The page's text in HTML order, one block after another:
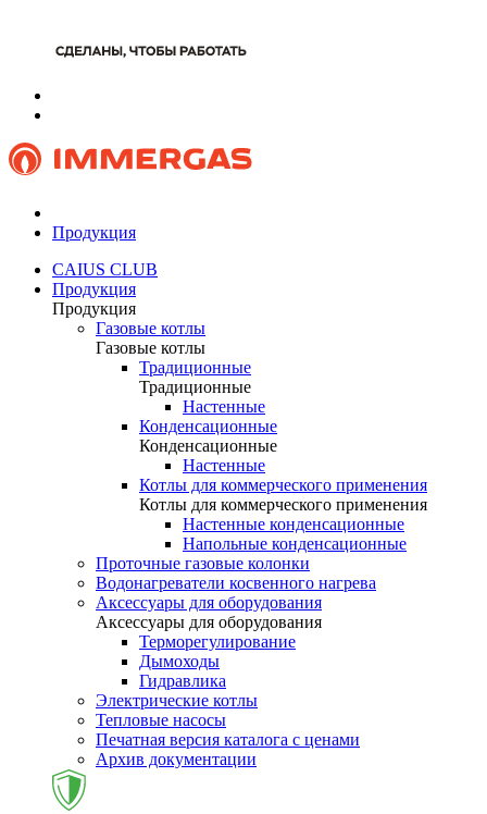
Продукция
CAIUS CLUB
Продукция
Продукция
Газовые котлы
Газовые котлы
Традиционные
Традиционные
Настенные
Конденсационные
Конденсационные
Настенные
Котлы для коммерческого применения
Котлы для коммерческого применения
Настенные конденсационные
Напольные конденсационные
Проточные газовые колонки
Водонагреватели косвенного нагрева
Аксессуары для оборудования
Аксессуары для оборудования
Терморегулирование
Дымоходы
Гидравлика
Электрические котлы
Тепловые насосы
Печатная версия каталога с ценами
Архив документации